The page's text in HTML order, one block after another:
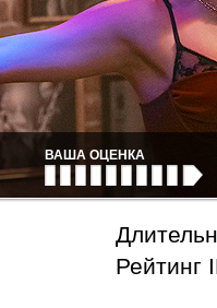
ВАША ОЦЕНКА
Рейтинг